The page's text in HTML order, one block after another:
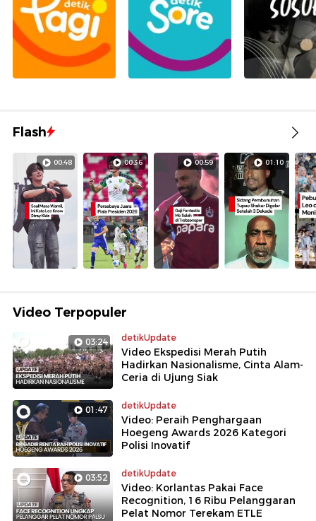
Flash
00:48 00:36 00:59 01:10
Video Terpopuler
03:24 detikUpdate
Video Ekspedisi Merah Putih
Hadirkan Nasionalisme, Cinta Alam-
Ceria di Ujung Siak
01:47 detikUpdate
Video: Peraih Penghargaan
Hoegeng Awards 2026 Kategori
Polisi Inovatif
03:52 detikUpdate
Video: Korlantas Pakai Face
Recognition, 16 Ribu Pelanggaran
Pelat Nomor Terekam ETLE